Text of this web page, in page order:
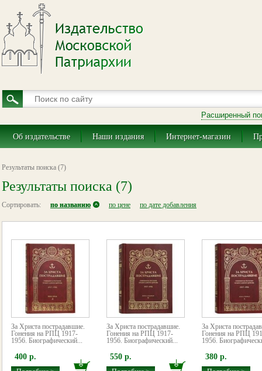
Расширенный
Об издательстве Наши издания Интернет-магазин
Результаты поиска (7)
Результаты поиска (7)
Сортировать: по названию по цене по дате добавления
За Христа пострадавшие.
Гонения на РПЦ 1917-
1956. Биографический...
400 р.
За Христа пострадавшие.
Гонения на РПЦ 1917-
1956. Биографический...
550 р.
За Христа
Гонения на РПЦ
1956.
380 р.